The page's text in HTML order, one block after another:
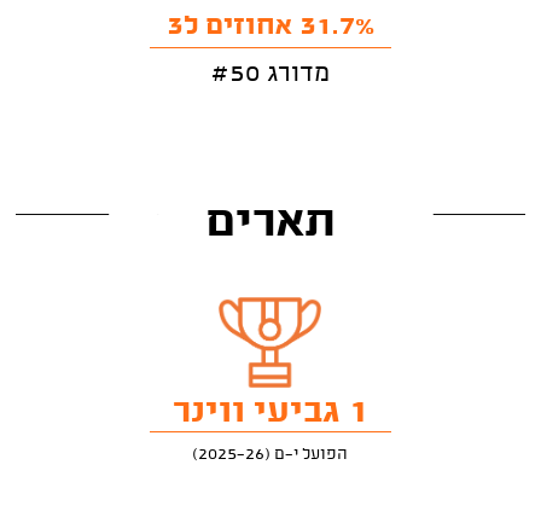
31.7% אחוזים ל3
מדורג #50
תארים
1 גביעי ווינר
הפועל י-ם (2025-26)